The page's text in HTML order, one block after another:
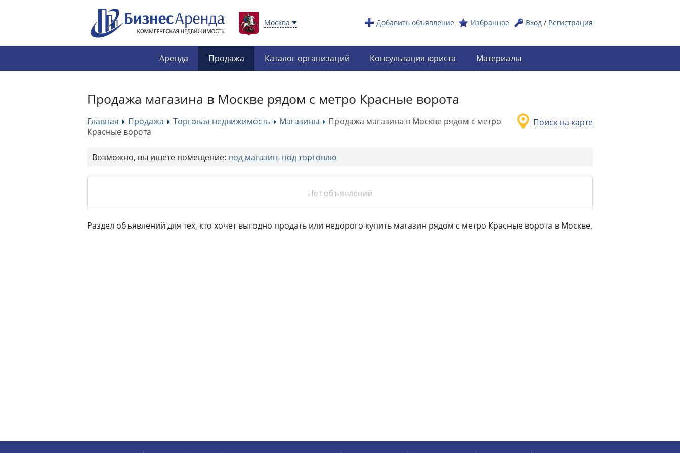
Москва Добавить объявление Избранное Вход / Регистрация
Аренда Продажа Каталог организаций Консультация юриста Материалы
Продажа магазина в Москве рядом с метро Красные ворота
Поиск на карте
Главная »Продажа »
Торговая недвижимость »Магазины »Продажа магазина в Москве рядом с метро
Красные ворота
Возможно, вы ищете помещение: под магазин под торговлю
Нет объявлений
Раздел объявлений для тех, кто хочет выгодно продать или недорого купить магазин рядом с метро Красные ворота в Москве.